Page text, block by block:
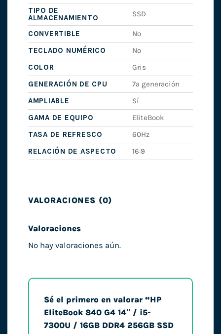
TIPO DE
ALMACENAMIENTO
SSD
CONVERTIBLE
No
TECLADO NUMÉRICO
No
COLOR
Gris
GENERACIÓN DE CPU
7ª generación
AMPLIABLE
Sí
GAMA DE EQUIPO
EliteBook
TASA DE REFRESCO
60Hz
RELACIÓN DE ASPECTO
16:9
VALORACIONES (0)
Valoraciones
No hay valoraciones aún.
Sé el primero en valorar “HP
EliteBook 840 G4 14″ / i5-
7300U / 16GB DDR4 256GB SSD